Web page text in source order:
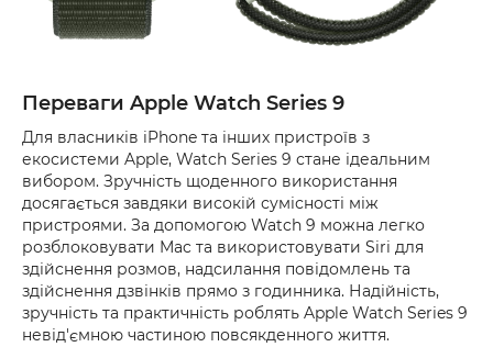
Переваги Apple Watch Series 9
Для власників iPhone та інших пристроїв з
екосистеми Apple, Watch Series 9 стане ідеальним
вибором. Зручність щоденного використання
досягається завдяки високій сумісності між
пристроями. За допомогою Watch 9 можна легко
розблоковувати Mac та використовувати Siri для
здійснення розмов, надсилання повідомлень та
здійснення дзвінків прямо з годинника. Надійність,
зручність та практичність роблять Apple Watch Series 9
невід'ємною частиною повсякденного життя.